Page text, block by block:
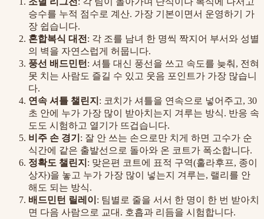
승수를 누적 점수로 계산. 가장 기본이면서 운영하기 가
장 쉽습니다.
혼합복식 대전 : 각 조를 남녀 한 명씩 짝지어 부서와 성별
의 벽을 자연스럽게 허뭅니다.
풍선 배드민턴 : 셔틀 대신 풍선을 쓰고 속도를 늦춰, 전혀
못 치는 사람도 즐길 수 있고 웃음 포인트가 가장 많습니
다.
연속 셔틀 챌린지 : 코치가 셔틀을 연속으로 넣어주고, 30
초 안에 누가 가장 많이 받아치는지 겨루는 방식. 반응 속
도도 시험하고 열기가 뜨겁습니다.
비주 손 경기 : 잘 안 쓰는 손으로만 치게 하면 고수가 순
식간에 같은 출발선으로 돌아와 온 코트가 폭소합니다.
정확도 챌린지 : 맞은편 코트에 표적 구역(훌라후프, 종이
상자)을 놓고 누가 가장 많이 넣는지 겨루는, 랠리를 안
해도 되는 방식.
배드민턴 릴레이 : 팀별로 줄을 서서 한 명이 한 번 받아치
면 다음 사람으로 교대. 호흡과 리듬을 시험합니다.